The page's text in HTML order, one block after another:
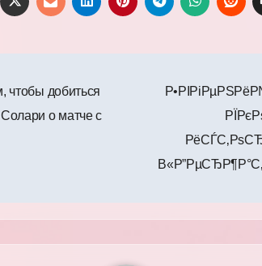
чтобы добиться
о матче с